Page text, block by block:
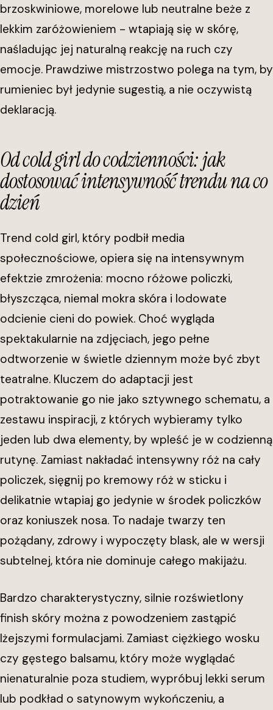
brzoskwiniowe, morelowe lub neutralne beże z
lekkim zaróżowieniem - wtapiają się w skórę,
naśladując jej naturalną reakcję na ruch czy
emocje. Prawdziwe mistrzostwo polega na tym, by
rumieniec był jedynie sugestią, a nie oczywistą
deklaracją.
Od cold girl do codzienności: jak
dostosować intensywność trendu na co
dzień
Trend cold girl, który podbił media
społecznościowe, opiera się na intensywnym
efektzie zmrożenia: mocno różowe policzki,
błyszcząca, niemal mokra skóra i lodowate
odcienie cieni do powiek. Choć wygląda
spektakularnie na zdjęciach, jego pełne
odtworzenie w świetle dziennym może być zbyt
teatralne. Kluczem do adaptacji jest
potraktowanie go nie jako sztywnego schematu, a
zestawu inspiracji, z których wybieramy tylko
jeden lub dwa elementy, by wpleść je w codzienną
rutynę. Zamiast nakładać intensywny róż na cały
policzek, sięgnij po kremowy róż w sticku i
delikatnie wtapiaj go jedynie w środek policzków
oraz koniuszek nosa. To nadaje twarzy ten
pożądany, zdrowy i wypoczęty blask, ale w wersji
subtelnej, która nie dominuje całego makijażu.
Bardzo charakterystyczny, silnie rozświetlony
finish skóry można z powodzeniem zastąpić
lżejszymi formulacjami. Zamiast ciężkiego wosku
czy gęstego balsamu, który może wyglądać
nienaturalnie poza studiem, wypróbuj lekki serum
lub podkład o satynowym wykończeniu, a